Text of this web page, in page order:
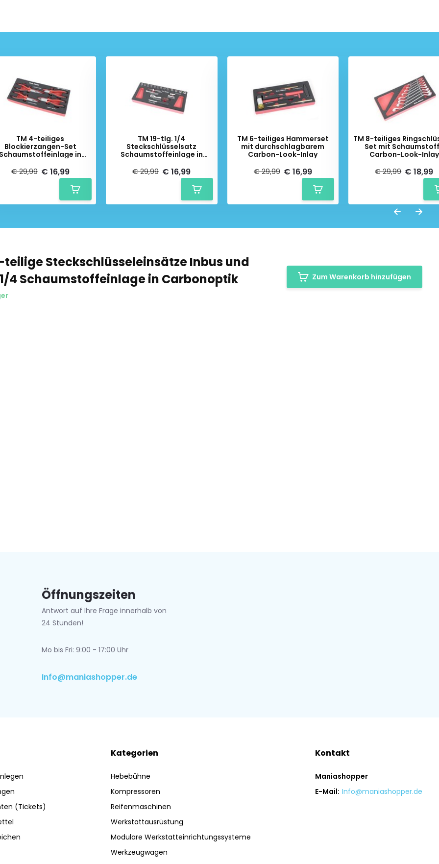
TM 4-teiliges
Blockierzangen-Set
Schaumstoffeinlage in
€ 29,99 € 16,99
TM 19-tlg. 1/4
Steckschlüsselsatz
Schaumstoffeinlage in
€ 29,99 € 16,99
TM 6-teiliges Hammerset
mit durchschlagbarem
Carbon-Look-Inlay
€ 29,99 € 16,99
TM 8-teiliges
Set mit
Carbon-Look-Inlay
€ 29,99 € 18,99
teilige Steckschlüsseleinsätze Inbus und
4 Schaumstoffeinlage in Carbonoptik
Zum Warenkorb hinzufügen
Öffnungszeiten
Antwort auf Ihre Frage innerhalb von
24 Stunden!
Mo bis Fri: 9:00 - 17:00 Uhr
Info@maniashopper.de
(Tickets)
Kategorien
Hebebühne
Kompressoren
Reifenmaschinen
Werkstattausrüstung
Modulare Werkstatteinrichtungssysteme
Werkzeugwagen
Kontakt
Maniashopper
E-Mail: Info@maniashopper.de